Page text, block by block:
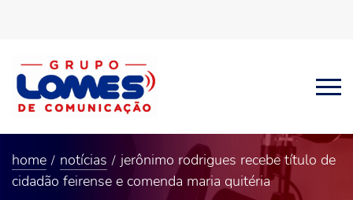
home notícias
jerônimo rodrigues recebe título de
cidadão feirense e comenda maria quitéria